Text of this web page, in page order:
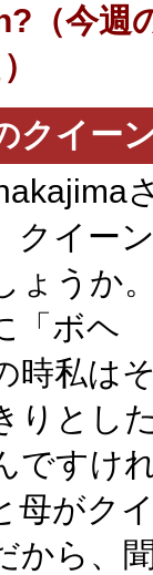
（今週
クイー
クイー
ょうか
「ボヘ
時私は
りとし
ですけ
母がク
から、